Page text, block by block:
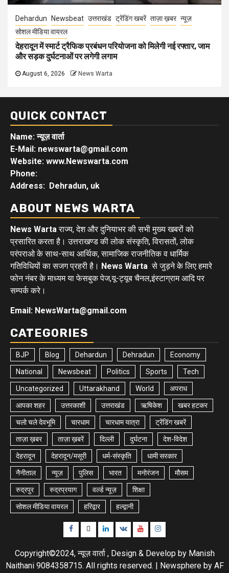
Dehardun Newsbeat उत्तराखंड ट्रेंडिंग खबरें ताज़ा ख़बर न्यूज़
सोशल मीडिया वायरल
देहरादून में स्मार्ट ट्रैफिक प्रबंधन परियोजना को मिलेगी नई रफ्तार, जाम
और सड़क दुर्घटनाओं पर लगेगी लगाम
August 6, 2026 News Warta
QUICK CONTACT
Name: न्यूज़ वार्ता
E-Mail: newswarta@gmail.com
Website: www.Newswarta.com
Phone:
Address: Dehradun, uk
ABOUT NEWS WARTA
News Wartaराज्य, देश और दुनियाभर की सभी मुख्य खबरों को
प्रसारित करता है। उत्तराखण्ड की लोक संस्कृति, विरासतों, लोक
परंपराओ के साथ-साथ आर्थिक, सामाजिक राजनीतिक व धार्मिक
गतिविधियों का सजग प्रहरी है। News Warta से जुड़ने के लिए हमारे
फोन नंबर के माध्यम या फेसबुक पेज,यू-ट्यूब चैनल,इंस्टाग्राम आदि पर
सम्पर्क करे।
Email: NewsWarta@gmail.com
CATEGORIES
BJP Blog Dehardun Dehradun Economy
National Newsbeat Politics Sports Tech
Uncategorized Uttarakhand World अपराध
आपका शहर उत्तरकाशी उत्तराखंड ऋषिकेश खबर हटकर
चलो चले देवभूमि चारधाम चारधाम यात्रा ट्रेंडिंग खबरें
ताज़ा ख़बर ताज़ा ख़बरें दिल्ली दुर्घटना देश-विदेश
देहरादून देहरादून/मसूरी धर्म-संस्कृति धामी सरकार
नैनीताल न्यूज़ पुलिस भारत मनोरंजन मौसम
रुद्रपुर रुद्रप्रयाग वर्ल्ड न्यूज़ शिक्षा
सोशल मीडिया वायरल हरिद्वार हल्द्वानी
Facebook
TwitterLinkedin
VK YoutubeInstagram
Copyright©2024, न्यूज़ वार्ता , Design & Develop by Manish
Naithani 9084358715. All rights reserved.
Newsphereby AF